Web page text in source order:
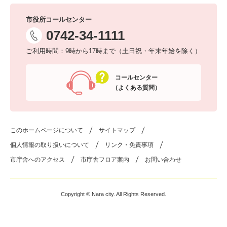
市役所コールセンター
0742-34-1111
ご利用時間：9時から17時まで（土日祝・年末年始を除く）
コールセンター
（よくある質問）
このホームページについて サイトマップ
個人情報の取り扱いについて リンク・免責事項
市庁舎へのアクセス 市庁舎フロア案内 お問い合わせ
Copyright © Nara city. All Rights Reserved.